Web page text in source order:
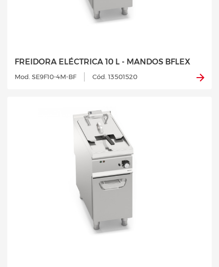
FREIDORA ELÉCTRICA 10 L - MANDOS BFLEX
Mod. SE9F10-4M-BF Cód. 13501520